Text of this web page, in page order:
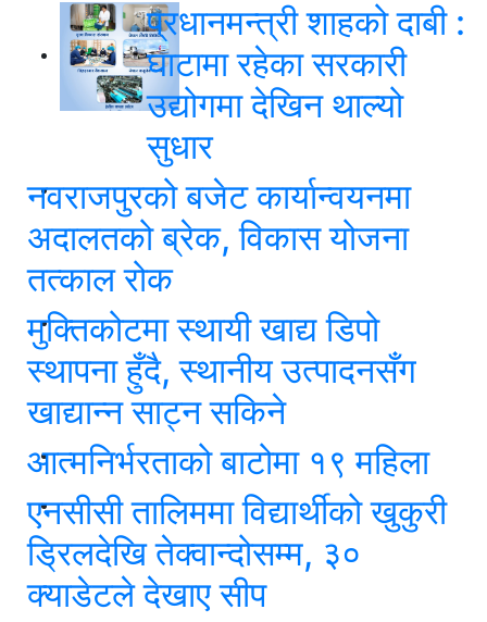
प्रधानमन्त्री शाहको दाबी :
घाटामा रहेका सरकारी
उद्योगमा देखिन थाल्यो
सुधार
नवराजपुरको बजेट कार्यान्वयनमा
अदालतको ब्रेक, विकास योजना
तत्काल रोक
मुक्तिकोटमा स्थायी खाद्य डिपो
स्थापना हुँदै, स्थानीय उत्पादनसँग
खाद्यान्न साट्न सकिने
आत्मनिर्भरताको बाटोमा १९ महिला
एनसीसी तालिममा विद्यार्थीको खुकुरी
ड्रिलदेखि तेक्वान्दोसम्म, ३०
क्याडेटले देखाए सीप